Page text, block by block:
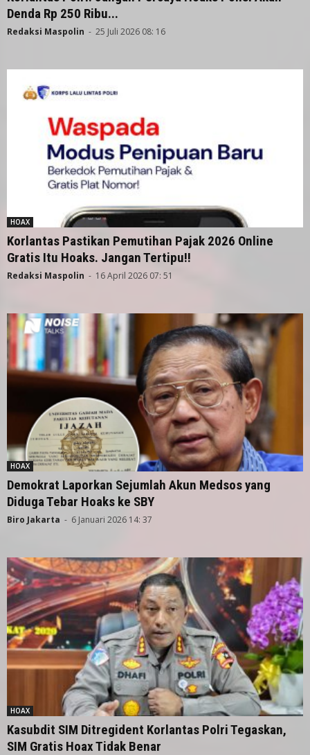
Denda Rp 250 Ribu...
Redaksi Maspolin - 25 Juli 2026 08: 16
HOAX
Korlantas Pastikan Pemutihan Pajak 2026 Online
Gratis Itu Hoaks. Jangan Tertipu!!
Redaksi Maspolin - 16 April 2026 07: 51
HOAX
Demokrat Laporkan Sejumlah Akun Medsos yang
Diduga Tebar Hoaks ke SBY
Biro Jakarta - 6 Januari 2026 14: 37
HOAX
Kasubdit SIM Ditregident Korlantas Polri Tegaskan,
SIM Gratis Hoax Tidak Benar